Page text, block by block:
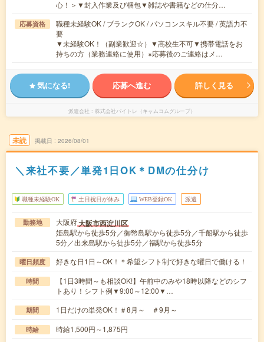
心！＞▼封入作業及び梱包▼雑誌や書籍などの仕分…
応募資格
職種未経験OK / ブランクOK / パソコンスキル不要 / 英語力不
要
▼未経験OK！（副業歓迎☆）▼高校生不可▼携帯電話をお
持ちの方（業務連絡に使用）※応募後のご連絡はメ…
気になる! 応募へ進む 詳しく見る
派遣会社 株式会社バイトレ（キャムコムグループ）
未読 掲載日 2026/08/01
＼来社不要／単発1日OK＊DMの仕分け
職種未経験OK 土日祝日が休み WEB登録OK 派遣
勤務地 大阪府大阪市西淀川区
姫島駅から徒歩5分／御幣島駅から徒歩5分／千船駅から徒歩
5分／出来島駅から徒歩5分／福駅から徒歩5分
曜日頻度 好きな日1日～OK！＊希望シフト制で好きな曜日で働ける！
時間
【1日3時間～も相談OK!】午前中のみや18時以降などのシフ
トあり！シフト例▼9:00～12:00▼…
期間 1日だけの単発OK！＃8月～ ＃9月～
時給 時給1,500円～1,875円